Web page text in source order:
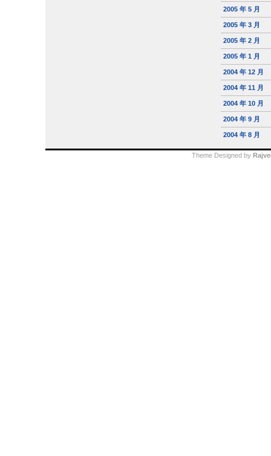
2005 年 5 月
2005 年 3 月
2005 年 2 月
2005 年 1 月
2004 年 12 月
2004 年 11 月
2004 年 10 月
2004 年 9 月
2004 年 8 月
Theme Designed by